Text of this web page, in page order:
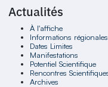
Actualités
À l'affiche
Informations régionales
Dates Limites
Manifestations
Potentiel Scientifique
Rencontres
Archives